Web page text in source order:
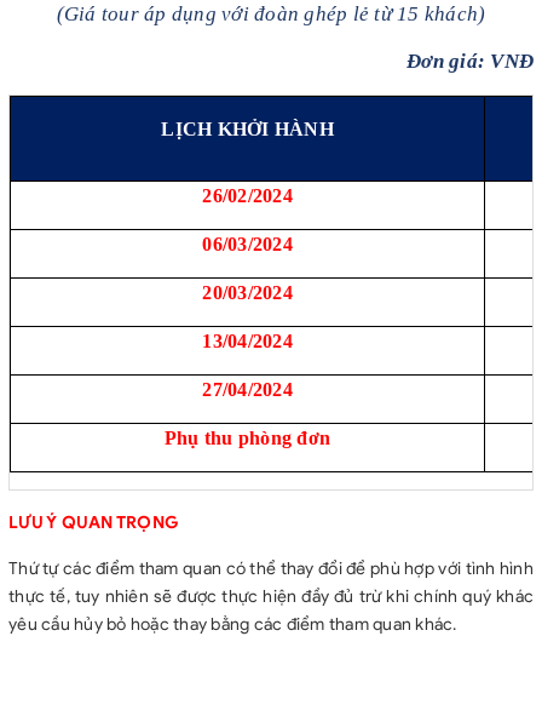
(Giá tour áp dụng với đoàn ghép lẻ từ 15 khách)
Đơn giá: VNĐ
LỊCH KHỞI HÀNH
26/02/2024
06/03/2024
20/03/2024
13/04/2024
27/04/2024
Phụ thu phòng đơn
LƯU Ý QUAN TRỌNG
Thứ tự các điểm tham quan có thể thay đổi để phù hợp với tình hình
thực tế, tuy nhiên sẽ được thực hiện đầy đủ trừ khi chính quý khác
yêu cầu hủy bỏ hoặc thay bằng các điểm tham quan khác.